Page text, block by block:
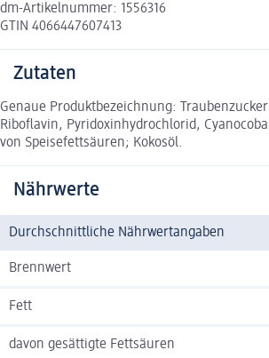
dm-Artikelnummer: 1556316
GTIN 4066447607413
Zutaten
Genaue Produktbezeichnung:
Riboflavin, Pyridoxinhydrochlorid,
von Speisefettsäuren; Kokosöl.
Nährwerte
Durchschnittliche Nährwertangaben
Brennwert
Fett
davon gesättigte Fettsäuren